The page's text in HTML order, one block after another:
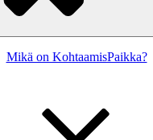
Mikä on KohtaamisPaikka?